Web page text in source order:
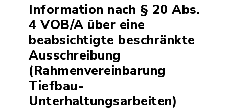
Information nach § 20 Abs.
4 VOB/A über eine
beabsichtigte beschränkte
Ausschreibung
(Rahmenvereinbarung
Tiefbau-
Unterhaltungsarbeiten)